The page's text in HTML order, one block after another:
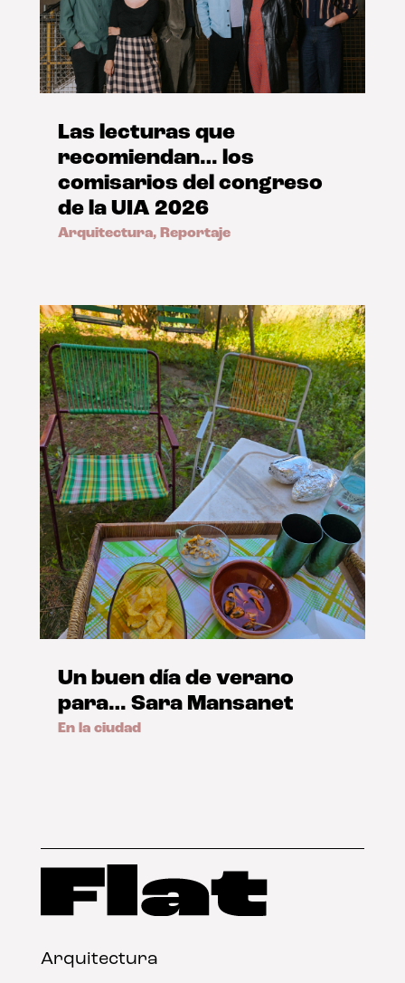
Las lecturas que
recomiendan… los
comisarios del congreso
de la UIA 2026
Arquitectura, Reportaje
Un buen día de verano
para… Sara Mansanet
En la ciudad
Arquitectura